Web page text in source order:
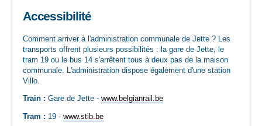
CULTURE ET JEUNESSE
Accessibilité
Comment arriver à l'administration communale de Jette ? Les
transports offrent plusieurs possibilités : la gare de Jette, le
tram 19 ou le bus 14 s'arrêtent tous à deux pas de la maison
communale. L'administration dispose également d'une station
Villo.
Train : Gare de Jette - www.belgianrail.be
Tram : 19 - www.stib.be